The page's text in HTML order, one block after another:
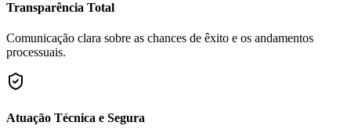
Transparência Total
Comunicação clara sobre as chances de êxito e os andamentos
processuais.
Atuação Técnica e Segura